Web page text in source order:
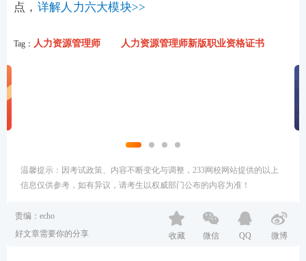
点， 详解人力六大模块>>
Tag： 人力资源管理师 人力资源管理师新版职业资格证书
温馨提示：因考试政策、内容不断变化与调整，233网校网站提供的以上
信息仅供参考，如有异议，请考生以权威部门公布的内容为准！
责编：echo
好文章需要你的分享
收藏 微信 QQ 微博